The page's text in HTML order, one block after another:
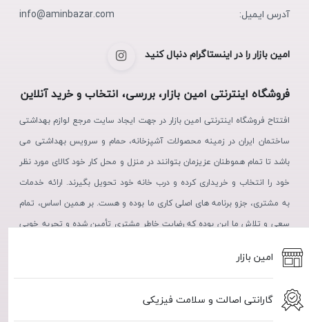
امین بازار
گارانتی اصالت و سلامت فیزیکی
آدرس ایمیل:
info@aminbazar.com
امین بازار را در اینستاگرام دنبال کنید
فروشگاه اینترنتی امین بازار، بررسی، انتخاب و خرید آنلاین
افتتاح فروشگاه اینترنتی امین بازار در جهت ایجاد سایت مرجع لوازم بهداشتی
ساختمان ایران در زمینه محصولات آشپزخانه، حمام و سرویس بهداشتی می
باشد تا تمام هموطنان عزیزمان بتوانند در منزل و محل کار خود کالای مورد نظر
خود را انتخاب و خریداری کرده و درب خانه خود تحویل بگیرند. ارائه خدمات
به مشتری، جزو برنامه های اصلی کاری ما بوده و هست. بر همین اساس، تمام
سعی و تلاش ما این بوده که رضایت خاطر مشتری تأمین شده و تجربه خوبی
از خرید، در ذهن مشتریان عزیز نقش بندد.